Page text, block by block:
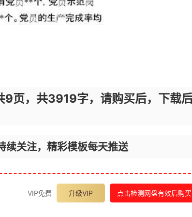
页，共3919字，请购买后，下载
续关注，精彩模板每天推送
VIP免费 升级VIP 点击检测网盘有效后购买